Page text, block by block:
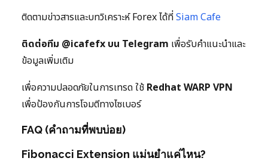
ติดตามข่าวสารและบทวิเคราะห์ Forex ได้ที่Siam Cafe
ติดต่อทีม @icafefx บน Telegram เพื่อรับคำแนะนำและ
ข้อมูลเพิ่มเติม
เพื่อความปลอดภัยในการเทรด ใช้ Redhat WARP VPN
เพื่อป้องกันการโจมตีทางไซเบอร์
FAQ (คำถามที่พบบ่อย)
Fibonacci Extension แม่นยำแค่ไหน?